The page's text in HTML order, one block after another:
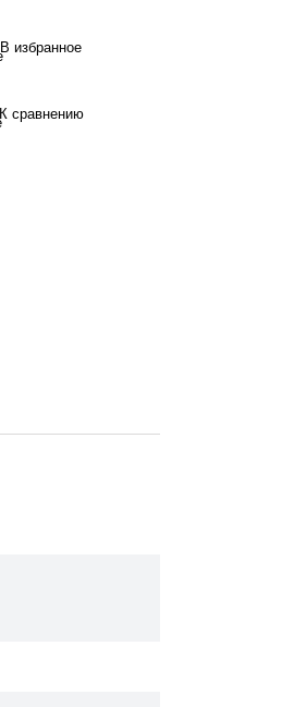
В избранное
К сравнению